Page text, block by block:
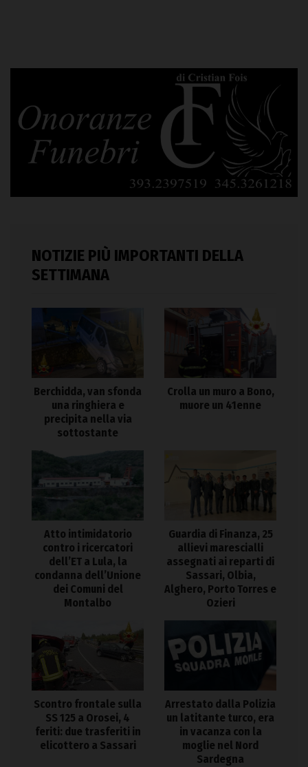
NOTIZIE PIÙ IMPORTANTI DELLA
SETTIMANA
Berchidda, van sfonda
una ringhiera e
precipita nella via
sottostante
Crolla un muro a Bono,
muore un 41enne
Atto intimidatorio
contro i ricercatori
dell’ET a Lula, la
condanna dell’Unione
dei Comuni del
Montalbo
Guardia di Finanza, 25
allievi marescialli
assegnati ai reparti di
Sassari, Olbia,
Alghero, Porto Torres e
Ozieri
Scontro frontale sulla
SS 125 a Orosei, 4
feriti: due trasferiti in
elicottero a Sassari
Arrestato dalla Polizia
un latitante turco, era
in vacanza con la
moglie nel Nord
Sardegna